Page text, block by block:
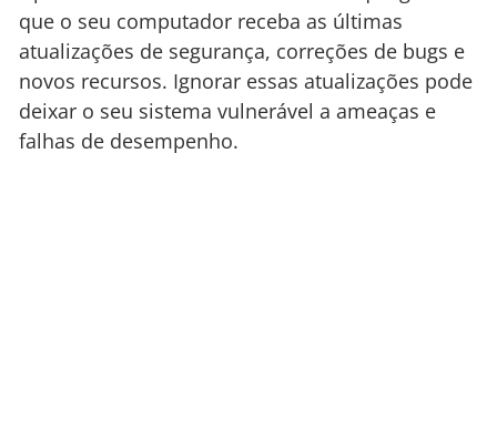
que o seu computador receba as últimas
atualizações de segurança, correções de bugs e
novos recursos. Ignorar essas atualizações pode
deixar o seu sistema vulnerável a ameaças e
falhas de desempenho.